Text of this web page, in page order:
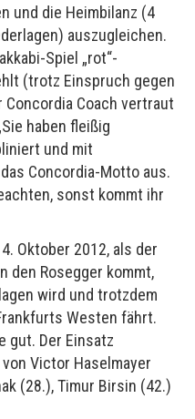
und die Heimbilanz (4
auszugleichen.
Spiel „rot“-
(trotz Einspruch gegen
Coach vertraut
haben fleißig
und mit
Concordia-Motto aus.
sonst kommt ihr
Oktober 2012, als der
den Rosegger kommt,
wird und trotzdem
Westen fährt.
gut. Der Einsatz
Victor Haselmayer
(28.), Timur Birsin (42.)